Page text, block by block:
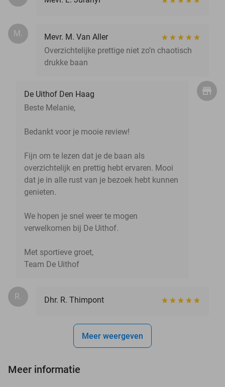
M.
Mevr. M. Van Aller
Overzichtelijke prettige niet zo’n chaotisch
drukke baan
De Uithof Den Haag
Beste Melanie,
Bedankt voor je mooie review!
Fijn om te lezen dat je de baan als
overzichtelijk en prettig hebt ervaren. Mooi
dat je in alle rust van je bezoek hebt kunnen
genieten.
We hopen je snel weer te mogen
verwelkomen bij De Uithof.
Met sportieve groet,
Team De Uithof
R. Dhr. R. Thimpont
Meer weergeven
Meer informatie